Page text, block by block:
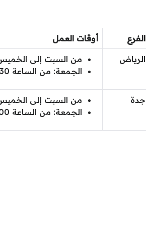
الفرع أوقات العمل
الرياض
من السبت إلى الخميس: من الساعة 11:00 صباحًا
الجمعة: من الساعة 01:30 ظهرًا وحتى الساعة 02:00 بعد منتصف الليل.
جدة
من السبت إلى الخميس: من الساعة 12:00 ظهرًا
الجمعة: من الساعة 02:00 ظهر وحتى الساعة 03:00 بعد منتصف الليل.